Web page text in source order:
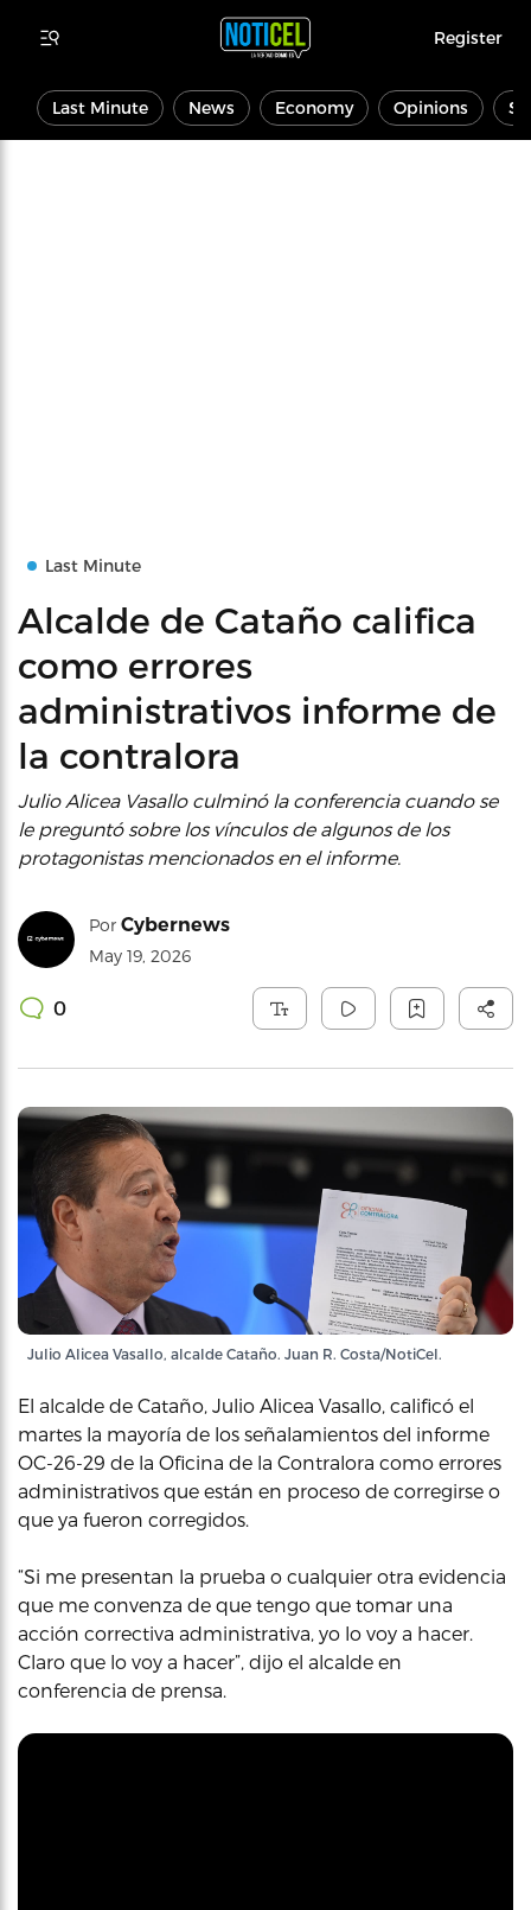
Register
Last Minute News Economy Opinions
Last Minute
Alcalde de Cataño califica
como errores
administrativos informe de
la contralora
Julio Alicea Vasallo culminó la conferencia cuando se
le preguntó sobre los vínculos de algunos de los
protagonistas mencionados en el informe.
Por Cybernews
May 19, 2026
0
Julio Alicea Vasallo, alcalde Cataño. Juan R. Costa/NotiCel.
El alcalde de Cataño, Julio Alicea Vasallo, calificó el
martes la mayoría de los señalamientos del informe
OC-26-29 de la Oficina de la Contralora como errores
administrativos que están en proceso de corregirse o
que ya fueron corregidos.
“Si me presentan la prueba o cualquier otra evidencia
que me convenza de que tengo que tomar una
acción correctiva administrativa, yo lo voy a hacer.
Claro que lo voy a hacer”, dijo el alcalde en
conferencia de prensa.